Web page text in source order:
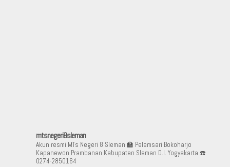
mtsnegeri8sleman
Akun resmi MTs Negeri 8 Sleman 🏫 Pelemsari Bokoharjo
Kapanewon Prambanan Kabupaten Sleman D.I. Yogyakarta ☎️
0274-2850164